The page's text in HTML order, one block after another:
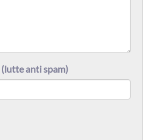
(lutte anti spam)